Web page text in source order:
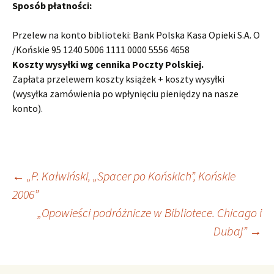
Sposób płatności:
Przelew na konto biblioteki: Bank Polska Kasa Opieki S.A. O
/Końskie 95 1240 5006 1111 0000 5556 4658
Koszty wysyłki wg cennika Poczty Polskiej.
Zapłata przelewem koszty książek + koszty wysyłki
(wysyłka zamówienia po wpłynięciu pieniędzy na nasze
konto).
Nawigacja
wpisu
← „P. Kałwiński, „Spacer po Końskich”, Końskie
2006”
„Opowieści podróżnicze w Bibliotece. Chicago i
Dubaj” →